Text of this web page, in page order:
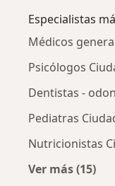
Especialistas
Médicos
Psicólogos
Dentistas -
Pediatras
Nutricionistas
Ver más (15)